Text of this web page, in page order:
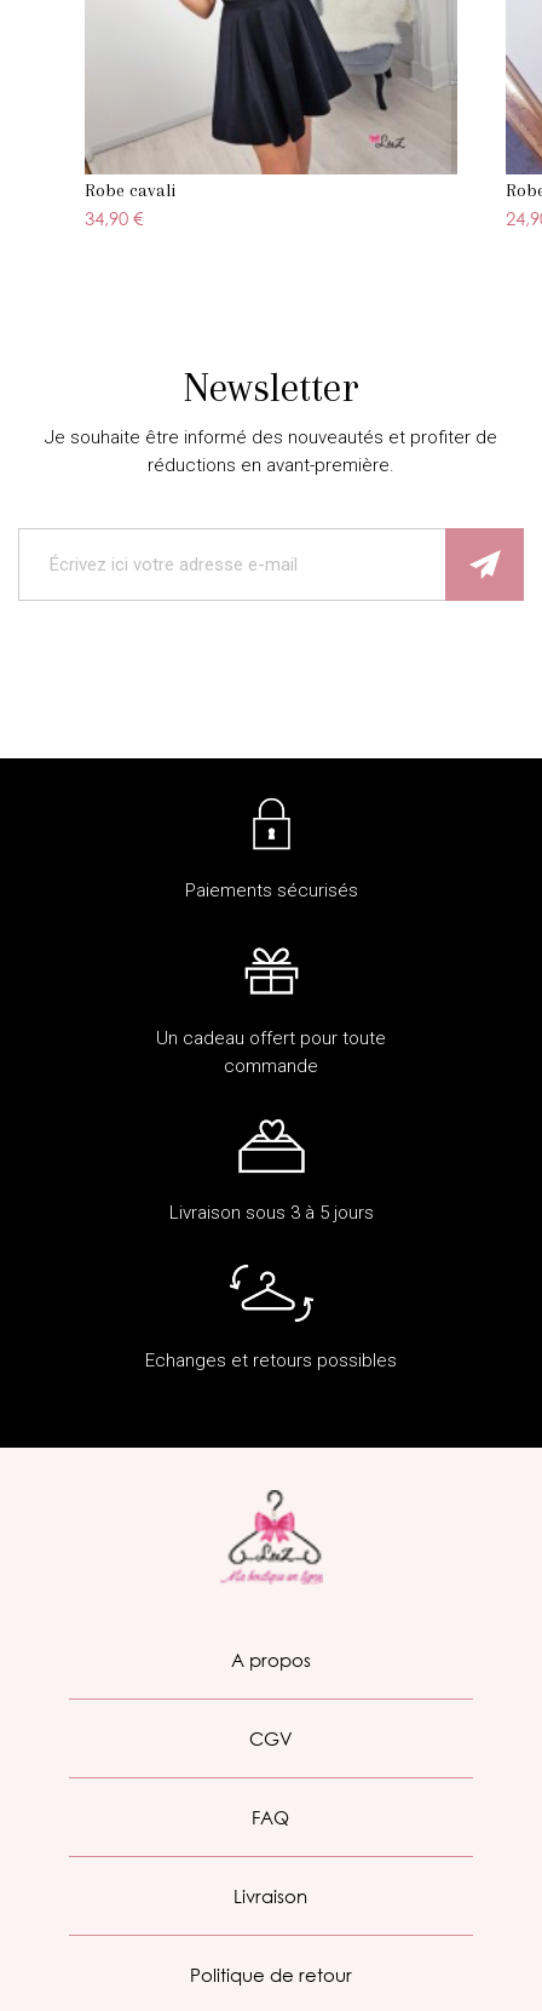
Robe cavali
34,90 €
Newsletter
Je souhaite être informé des nouveautés et profiter de
réductions en avant-première.
Paiements sécurisés
Un cadeau offert pour toute
commande
Livraison sous 3 à 5 jours
Echanges et retours possibles
A propos
CGV
FAQ
Livraison
Politique de retour